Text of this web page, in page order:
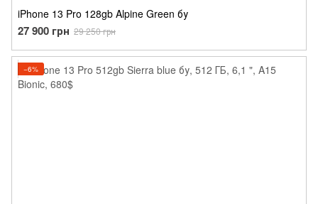
iPhone 13 Pro 128gb Alpine Green бу
27 900 грн 29 250 грн
−6%